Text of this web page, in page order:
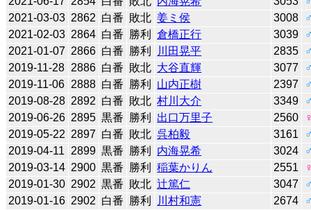
2021-03-03 2862 白番 敗北 姜ミ侯 3008
2021-02-03 2864 白番 勝利 倉橋正行 3039
2021-01-07 2866 白番 勝利 川田晃平 2835
2019-11-28 2886 白番 敗北 大谷直輝 3077
2019-11-06 2888 白番 勝利 山内正樹 2397
2019-08-28 2892 白番 敗北 村川大介 3349
2019-06-26 2895 黒番 勝利 出口万里子 2560
2019-05-22 2897 白番 敗北 呉柏毅 3161
2019-04-11
2899 黒番 勝利 内海晃希 3024
2019-03-14 2900 黒番 勝利 稲葉かりん 2551
2019-01-30 2902 黒番 敗北 辻󠄀篤仁 3047
2019-01-16 2902 白番 勝利 川村和憲 2674